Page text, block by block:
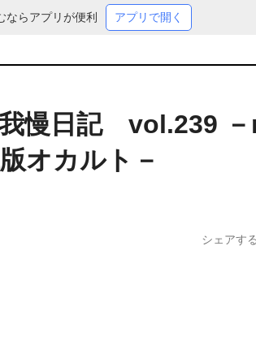
ならアプリが便利 アプリで開く
慢日記 vol.239 －
オカルト－
シェアす